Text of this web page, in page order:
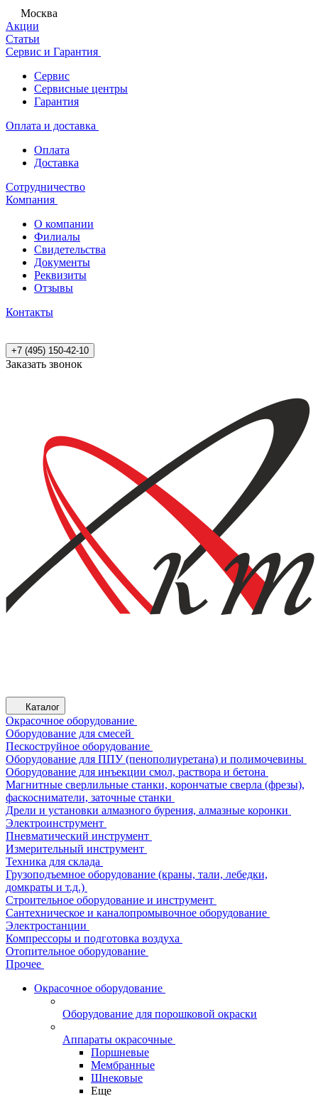
Москва
Акции
Статьи
Сервис и Гарантия
Сервис
Сервисные центры
Гарантия
Оплата и доставка
Оплата
Доставка
Сотрудничество
Компания
О компании
Филиалы
Свидетельства
Документы
Реквизиты
Отзывы
Контакты
+7 (495) 150-42-10
Заказать звонок
Каталог
Окрасочное оборудование
Оборудование для смесей
Пескоструйное оборудование
Оборудование для ППУ (пенополиуретана) и полимочевины
Оборудование для инъекции смол, раствора и бетона
Магнитные сверлильные станки, корончатые сверла (фрезы),
фаскосниматели, заточные станки
Дрели и установки алмазного бурения, алмазные коронки
Электроинструмент
Пневматический инструмент
Измерительный инструмент
Техника для склада
Грузоподъемное оборудование (краны, тали, лебедки,
домкраты и т.д.)
Строительное оборудование и инструмент
Сантехническое и каналопромывочное оборудование
Электростанции
Компрессоры и подготовка воздуха
Отопительное оборудование
Прочее
Окрасочное оборудование
Оборудование для порошковой окраски
Аппараты окрасочные
Поршневые
Мембранные
Шнековые
Еще